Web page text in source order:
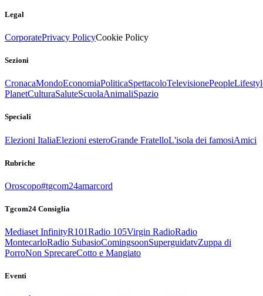
Legal
CorporatePrivacy PolicyCookie Policy
Sezioni
CronacaMondoEconomiaPoliticaSpettacoloTelevisionePeople
PlanetCulturaSaluteScuolaAnimaliSpazio
Speciali
Elezioni ItaliaElezioni esteroGrande FratelloL'isola dei famosiAmici
Rubriche
Oroscopo#tgcom24amarcord
Tgcom24 Consiglia
Mediaset InfinityR101Radio 105Virgin RadioRadio
MontecarloRadio SubasioComingsoonSuperguidatvZuppa di
PorroNon SprecareCotto e Mangiato
Eventi